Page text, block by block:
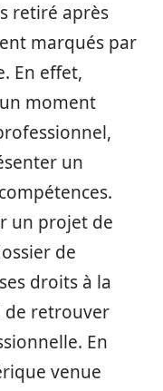
retiré après
marqués par
En effet,
moment
un
un projet de
de
droits à la
de retrouver
En
venue